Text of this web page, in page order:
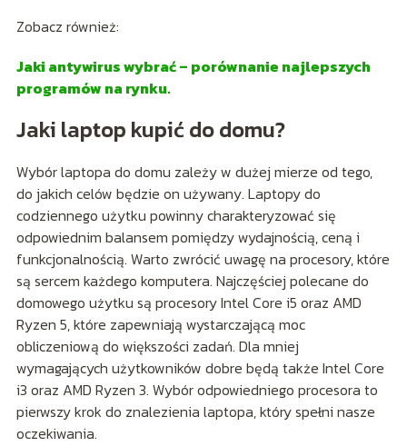
Zobacz również:
Jaki antywirus wybrać – porównanie najlepszych
programów na rynku.
Jaki laptop kupić do domu?
Wybór laptopa do domu zależy w dużej mierze od tego,
do jakich celów będzie on używany. Laptopy do
codziennego użytku powinny charakteryzować się
odpowiednim balansem pomiędzy wydajnością, ceną i
funkcjonalnością. Warto zwrócić uwagę na procesory, które
są sercem każdego komputera. Najczęściej polecane do
domowego użytku są procesory Intel Core i5 oraz AMD
Ryzen 5, które zapewniają wystarczającą moc
obliczeniową do większości zadań. Dla mniej
wymagających użytkowników dobre będą także Intel Core
i3 oraz AMD Ryzen 3. Wybór odpowiedniego procesora to
pierwszy krok do znalezienia laptopa, który spełni nasze
oczekiwania.